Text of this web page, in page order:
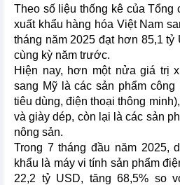
Theo số liệu thống kê của Tổng
xuất khẩu hàng hóa Việt Nam
tháng năm 2025 đạt hơn 85,1 tỷ
cùng kỳ năm trước.
Hiện nay, hơn một nửa giá trị
sang Mỹ là các sản phẩm
tiêu dùng, điện thoại thông
và giày dép, còn lại là các sản
nông sản.
Trong 7 tháng đầu năm 2025,
khẩu là máy vi tính sản phẩm
22,2 tỷ USD, tăng 68,5% so